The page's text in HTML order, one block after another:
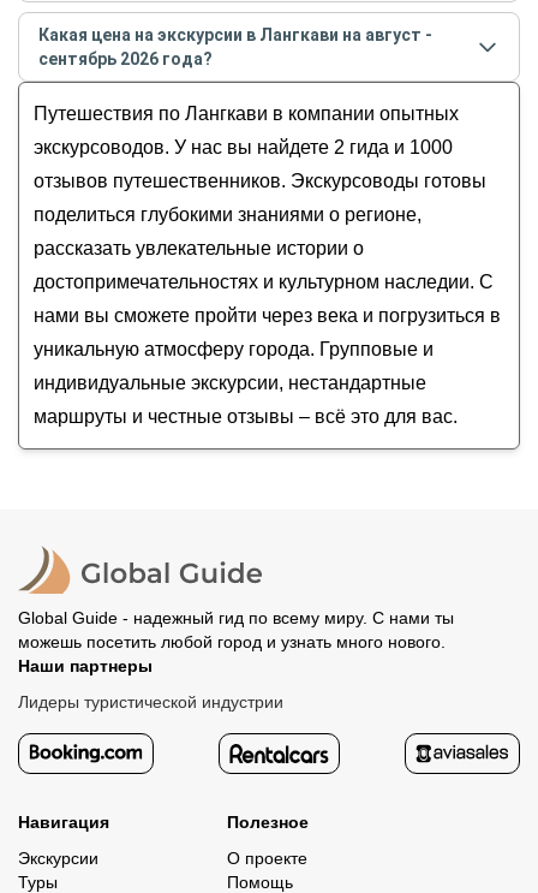
На моторной лодке по природному заповеднику
Килим!
Путешествие по островам Лангкави
Лучшие гидыв Лангкавипо рейтингу и отзывам в
августе 2026 года:
Валерия
Санжар
Какая цена на экскурсии в Лангкави на август -
сентябрь 2026 года?
сентябрь 2026года от 240 до 254 EUR
Путешествия по Лангкави в компании опытных
экскурсоводов. У нас вы найдете 2 гида и 1000
отзывов путешественников. Экскурсоводы готовы
поделиться глубокими знаниями о регионе,
рассказать увлекательные истории о
достопримечательностях и культурном наследии. С
нами вы сможете пройти через века и погрузиться в
уникальную атмосферу города. Групповые и
индивидуальные экскурсии, нестандартные
маршруты и честные отзывы – всё это для вас.
Global Guide - надежный гид по всему миру. С нами ты
можешь посетить любой город и узнать много нового.
Наши партнеры
Лидеры туристической индустрии
Навигация
Экскурсии
Туры
Полезное
О проекте
Помощь